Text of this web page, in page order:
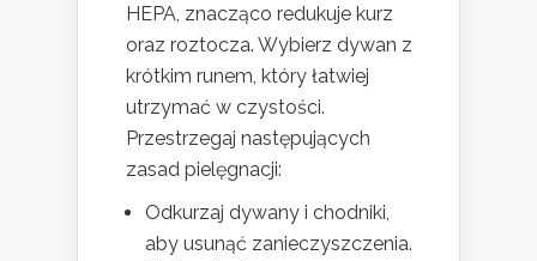
HEPA, znacząco redukuje kurz
oraz roztocza. Wybierz dywan z
krótkim runem, który łatwiej
utrzymać w czystości.
Przestrzegaj następujących
zasad pielęgnacji:
Odkurzaj dywany i chodniki,
aby usunąć zanieczyszczenia.